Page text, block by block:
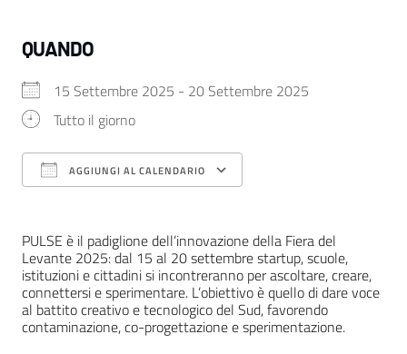
QUANDO
15 Settembre 2025 - 20 Settembre 2025
Tutto il giorno
AGGIUNGI AL CALENDARIO
PULSE è il padiglione dell’innovazione della Fiera del
Levante 2025: dal 15 al 20 settembre startup, scuole,
istituzioni e cittadini si incontreranno per ascoltare, creare,
connettersi e sperimentare. L’obiettivo è quello di dare voce
al battito creativo e tecnologico del Sud, favorendo
contaminazione, co-progettazione e sperimentazione.